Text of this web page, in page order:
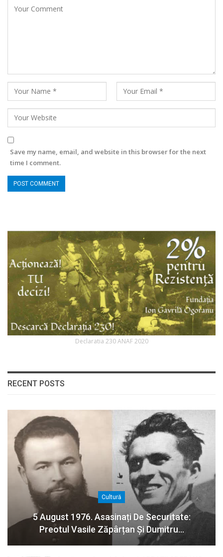
Save my name, email, and website in this browser for the next
time I comment.
Declaratia 230 ANAF 2020
RECENT POSTS
Cultură
5 August 1976. Asasinați De Securitate:
Preotul Vasile Zăpârțan Și Dumitru…